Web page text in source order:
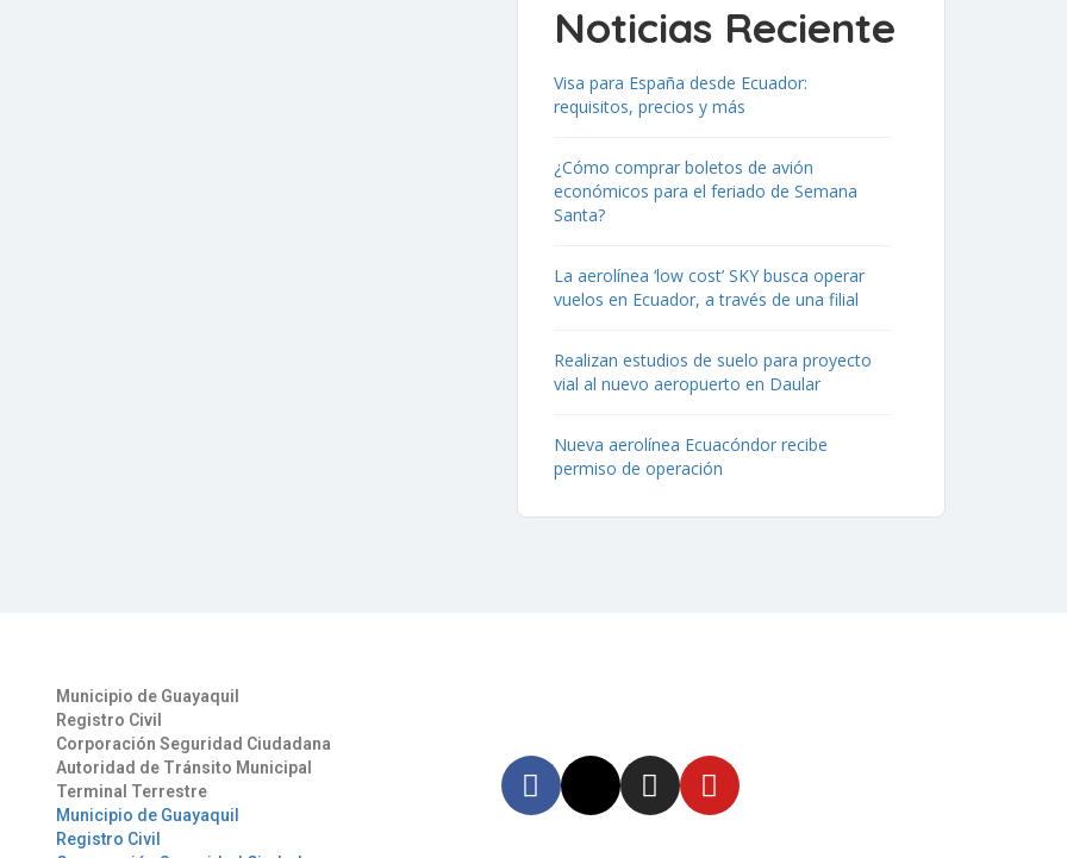
Noticias Reciente
Visa para España desde Ecuador:
requisitos, precios y más
¿Cómo comprar boletos de avión
económicos para el feriado de Semana
Santa?
La aerolínea ‘low cost’ SKY busca operar
vuelos en Ecuador, a través de una filial
Realizan estudios de suelo para proyecto
vial al nuevo aeropuerto en Daular
Nueva aerolínea Ecuacóndor recibe
permiso de operación
Municipio de Guayaquil
Registro Civil
Corporación Seguridad Ciudadana
Autoridad de Tránsito Municipal
Terminal Terrestre
Municipio de Guayaquil
Registro Civil